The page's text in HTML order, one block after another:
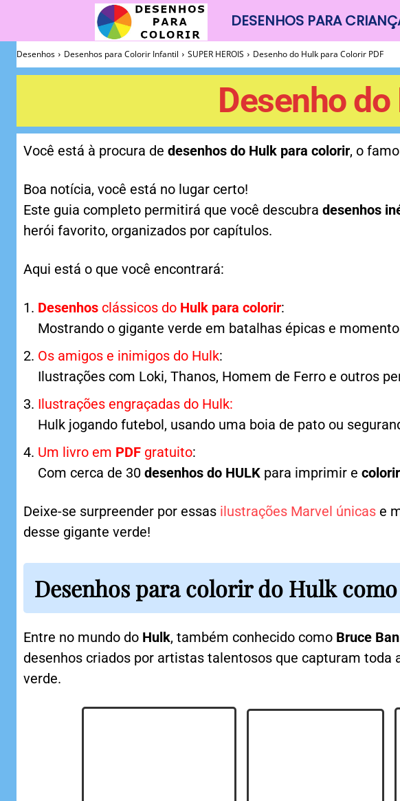
Desenhos
Para
Colorir
DESENHOS PARA
Desenhos Desenhos para Colorir Infantil SUPER HEROIS Desenho do Hulk para Colorir PDF
Desenho
Você está à procura de desenhos do Hulk para colorir, o
Boa notícia, você está no lugar certo!
Este guia completo permitirá que você descubra desenhos
herói favorito, organizados por capítulos.
Aqui está o que você encontrará:
Desenhos clássicos do Hulk para colorir:
Mostrando o gigante verde em batalhas épicas e
Os amigos e inimigos do Hulk:
Ilustrações com Loki, Thanos, Homem de Ferro e outros
Ilustrações engraçadas do Hulk:
Hulk jogando futebol, usando uma boia de pato ou
Um livro em PDF gratuito:
Com cerca de 30 desenhos do HULK para imprimir e colorir
Deixe-se surpreender por essas ilustrações Marvel únicas e
desse gigante verde!
Desenhos para colorir do Hulk
Entre no mundo do Hulk, também conhecido como Bruce
desenhos criados por artistas talentosos que capturam toda
verde.